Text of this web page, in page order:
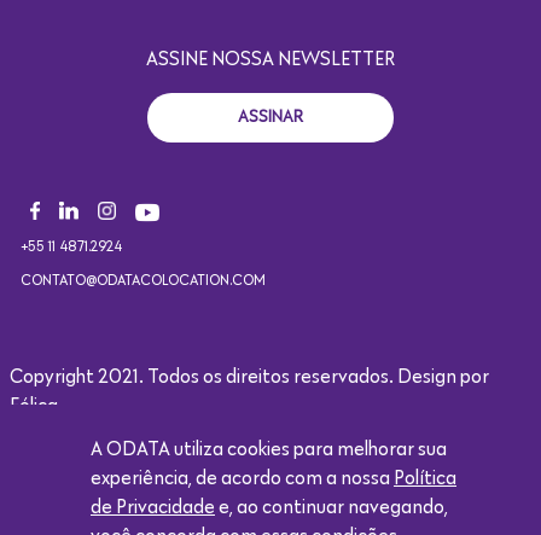
ASSINE NOSSA NEWSLETTER
ASSINAR
+55 11 4871.2924
CONTATO@ODATACOLOCATION.COM
Copyright 2021. Todos os direitos reservados. Design por
Eólica.
A ODATA utiliza cookies para melhorar sua
experiência, de acordo com a nossa Política
de Privacidade e, ao continuar navegando,
Logótipo da Google